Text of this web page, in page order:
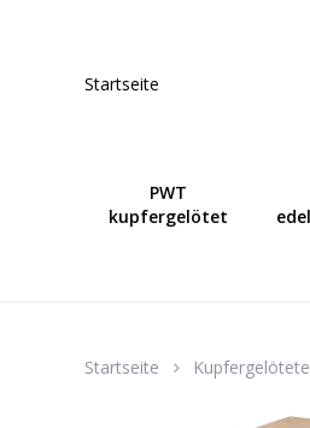
Startseite
PWT
kupfergelötet
Startseite